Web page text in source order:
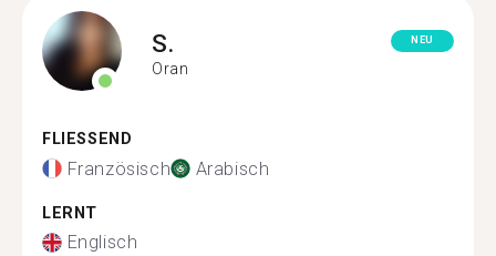
S.
Oran
NEU
FLIESSEND
Französisch Arabisch
LERNT
Englisch